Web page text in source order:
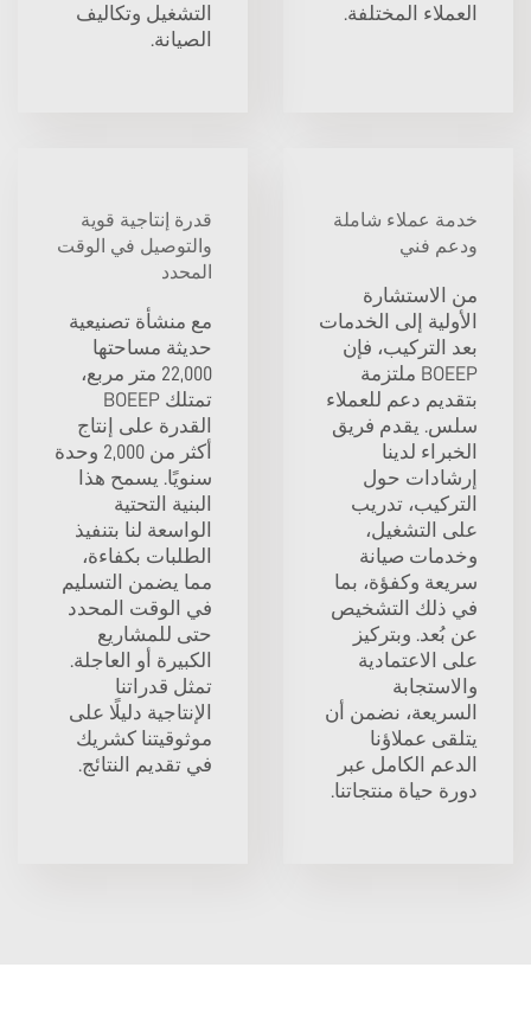
العملاء المختلفة.
التشغيل وتكاليف
الصيانة.
خدمة عملاء شاملة
ودعم فني
من الاستشارة
الأولية إلى الخدمات
بعد التركيب، فإن
BOEEP ملتزمة
بتقديم دعم للعملاء
سلس. يقدم فريق
الخبراء لدينا
إرشادات حول
التركيب، تدريب
على التشغيل،
وخدمات صيانة
سريعة وكفؤة، بما
في ذلك التشخيص
عن بُعد. وبتركيز
على الاعتمادية
والاستجابة
السريعة، نضمن أن
يتلقى عملاؤنا
الدعم الكامل عبر
دورة حياة منتجاتنا.
قدرة إنتاجية قوية
والتوصيل في الوقت
المحدد
مع منشأة تصنيعية
حديثة مساحتها
22,000 متر مربع،
تمتلك BOEEP
القدرة على إنتاج
أكثر من 2,000 وحدة
سنويًا. يسمح هذا
البنية التحتية
الواسعة لنا بتنفيذ
الطلبات بكفاءة،
مما يضمن التسليم
في الوقت المحدد
حتى للمشاريع
الكبيرة أو العاجلة.
تمثل قدراتنا
الإنتاجية دليلًا على
موثوقيتنا كشريك
في تقديم النتائج.